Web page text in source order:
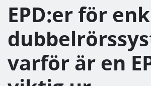
EPD:er för
varför är en